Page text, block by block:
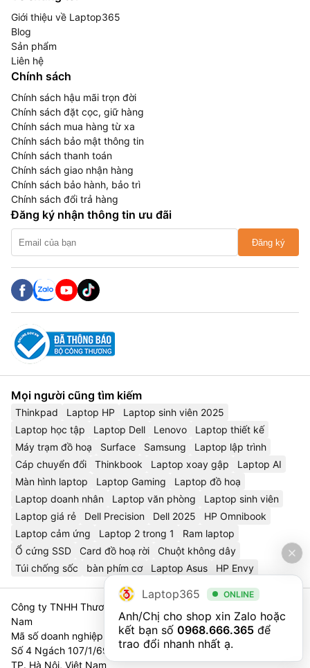
Giới thiệu về Laptop365
Blog
Sản phẩm
Liên hệ
Chính sách
Chính sách hậu mãi trọn đời
Chính sách đặt cọc, giữ hàng
Chính sách mua hàng từ xa
Chính sách bảo mật thông tin
Chính sách thanh toán
Chính sách giao nhận hàng
Chính sách bảo hành, bảo trì
Chính sách đổi trả hàng
Đăng ký nhận thông tin ưu đãi
Đăng ký
Mọi người cũng tìm kiếm
Thinkpad Laptop HP
Laptop sinh viên 2025
Laptop học tập
Laptop Dell Lenovo
Laptop thiết kế
Máy trạm đồ hoạ
Surface Samsung
Laptop lập trình
Cáp chuyển đổi
Thinkbook Laptop xoay gập
Laptop AI
Màn hình laptop
Laptop Gaming
Laptop đồ hoạ
Laptop doanh nhân
Laptop văn phòng
Laptop sinh viên
Laptop giá rẻ
Dell Precision Dell 2025
HP Omnibook
Laptop cảm ứng
Laptop 2 trong 1
Ram laptop
Ổ cứng SSD
Card đồ hoạ rời
Chuột không dây
Túi chống sốc
bàn phím cơ Laptop Asus HP Envy
Công ty TNHH Thương Mại Và Dịch Vụ Công Nghệ 365 Việt
Nam
Mã số doanh nghiệp 0111023179 - Sở Tài Chính TP. Hà Nội cấp
Số 4 Ngách 107/1/69 Nguyễn Chí Thanh, Tổ 3, Phường Láng,
TP. Hà Nội, Việt Nam
Laptop365 ONLINE
Anh/Chị cho shop xin Zalo hoặc
kết bạn số 0968.666.365 để
trao đổi nhanh nhất ạ.